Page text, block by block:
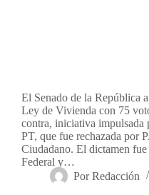
El Senado de la República
Ley de Vivienda con 75
contra, iniciativa
PT, que fue rechazada por
Ciudadano. El dictamen
Federal y…
Por Redacción